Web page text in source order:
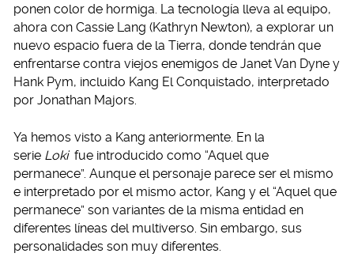
ponen color de hormiga. La tecnología lleva al equipo,
ahora con Cassie Lang (Kathryn Newton), a explorar un
nuevo espacio fuera de la Tierra, donde tendrán que
enfrentarse contra viejos enemigos de Janet Van Dyne y
Hank Pym, incluido Kang El Conquistado, interpretado
por Jonathan Majors.
Ya hemos visto a Kang anteriormente. En la
serie Loki fue introducido como “Aquel que
permanece”. Aunque el personaje parece ser el mismo
e interpretado por el mismo actor, Kang y el “Aquel que
permanece” son variantes de la misma entidad en
diferentes líneas del multiverso. Sin embargo, sus
personalidades son muy diferentes.